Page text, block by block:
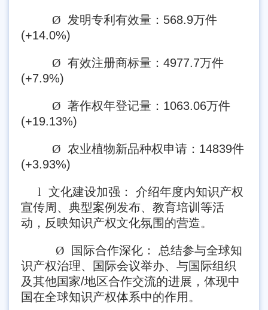
Ø 发明专利有效量：568.9万件
(+14.0%)
Ø 有效注册商标量：4977.7万件
(+7.9%)
Ø 著作权年登记量：1063.06万件
(+19.13%)
Ø 农业植物新品种权申请：14839件
(+3.93%)
l 文化建设加强： 介绍年度内知识产权
宣传周、典型案例发布、教育培训等活
动，反映知识产权文化氛围的营造。
Ø 国际合作深化： 总结参与全球知
识产权治理、国际会议举办、与国际组织
及其他国家/地区合作交流的进展，体现中
国在全球知识产权体系中的作用。